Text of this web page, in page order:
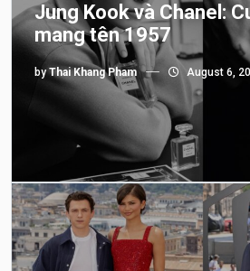
Jung Kook và Chanel:
mang tên 1957
byThai Khang Pham August 6,